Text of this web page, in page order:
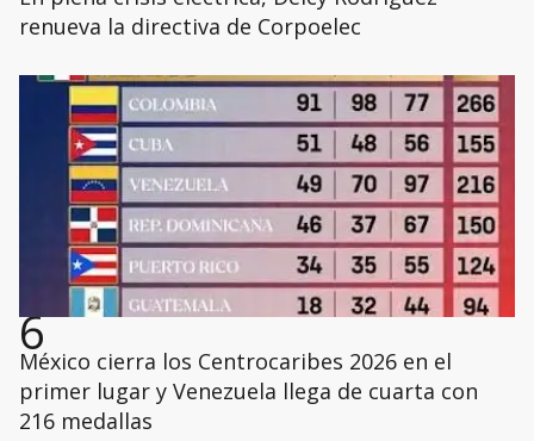
renueva la directiva de Corpoelec
6
México cierra los Centrocaribes 2026 en el
primer lugar y Venezuela llega de cuarta con
216 medallas